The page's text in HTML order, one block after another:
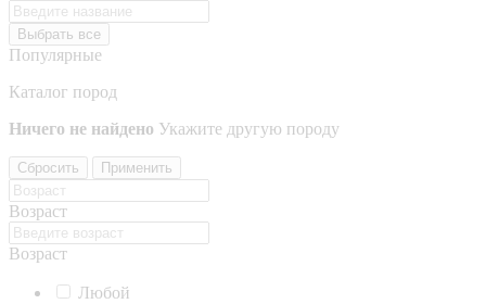
Выбрать все
Популярные
Каталог пород
Ничего не найдено Укажите другую породу
Сбросить Применить
Возраст
Возраст
Любой